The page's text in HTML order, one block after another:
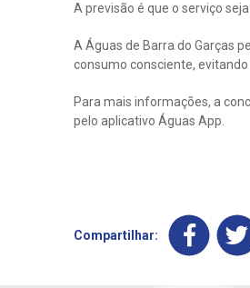
A previsão é que o serviço
A Águas de Barra do Garças
consumo consciente, evitando
Para mais informações, a
pelo aplicativo Águas App.
Compartilhar: